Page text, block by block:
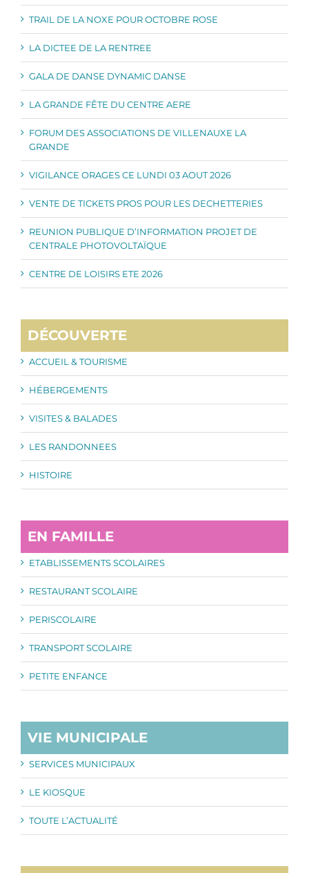
TRAIL DE LA NOXE POUR OCTOBRE ROSE
LA DICTEE DE LA RENTREE
GALA DE DANSE DYNAMIC DANSE
LA GRANDE FÊTE DU CENTRE AERE
FORUM DES ASSOCIATIONS DE VILLENAUXE LA
GRANDE
VIGILANCE ORAGES CE LUNDI 03 AOUT 2026
VENTE DE TICKETS PROS POUR LES DECHETTERIES
REUNION PUBLIQUE D’INFORMATION PROJET DE
CENTRALE PHOTOVOLTAÏQUE
CENTRE DE LOISIRS ETE 2026
DÉCOUVERTE
ACCUEIL & TOURISME
HÉBERGEMENTS
VISITES & BALADES
LES RANDONNEES
HISTOIRE
EN FAMILLE
ETABLISSEMENTS SCOLAIRES
RESTAURANT SCOLAIRE
PERISCOLAIRE
TRANSPORT SCOLAIRE
PETITE ENFANCE
VIE MUNICIPALE
SERVICES MUNICIPAUX
LE KIOSQUE
TOUTE L’ACTUALITÉ